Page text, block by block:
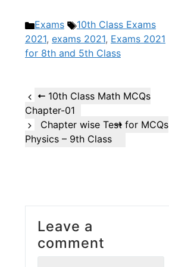
Categories
Exams Tags
10th Class Exams
2021, exams 2021, Exams 2021
for 8th and 5th Class
10th Class Math MCQs
Chapter-01
Chapter wise Test for MCQs
Physics – 9th Class
Leave a
comment